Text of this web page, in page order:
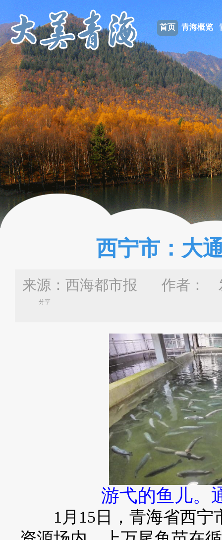
首页 青海概览
西宁市：大
来源：西海都市报 作者：
分享
游弋的鱼儿。
1月15日，青海省西宁